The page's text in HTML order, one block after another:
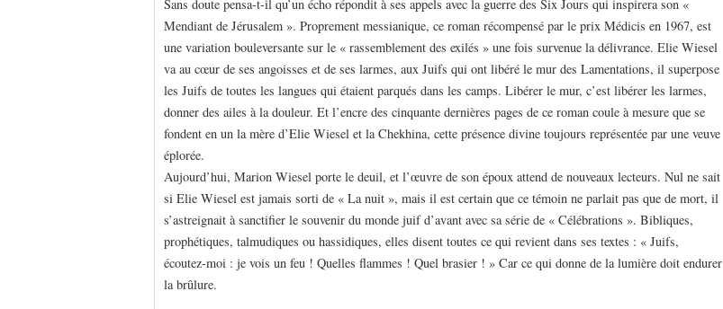
Sans doute pensa-t-il qu’un écho répondit à ses appels avec la guerre des Six Jours qui inspirera son «
Mendiant de Jérusalem ». Proprement messianique, ce roman récompensé par le prix Médicis en 1967, est
une variation bouleversante sur le « rassemblement des exilés » une fois survenue la délivrance. Elie Wiesel
va au cœur de ses angoisses et de ses larmes, aux Juifs qui ont libéré le mur des Lamentations, il superpose
les Juifs de toutes les langues qui étaient parqués dans les camps. Libérer le mur, c’est libérer les larmes,
donner des ailes à la douleur. Et l’encre des cinquante dernières pages de ce roman coule à mesure que se
fondent en un la mère d’Elie Wiesel et la Chekhina, cette présence divine toujours représentée par une veuve
éplorée.
Aujourd’hui, Marion Wiesel porte le deuil, et l’œuvre de son époux attend de nouveaux lecteurs. Nul ne sait
si Elie Wiesel est jamais sorti de « La nuit », mais il est certain que ce témoin ne parlait pas que de mort, il
s’astreignait à sanctifier le souvenir du monde juif d’avant avec sa série de « Célébrations ». Bibliques,
prophétiques, talmudiques ou hassidiques, elles disent toutes ce qui revient dans ses textes : « Juifs,
écoutez-moi : je vois un feu ! Quelles flammes ! Quel brasier ! » Car ce qui donne de la lumière doit endurer
la brûlure.